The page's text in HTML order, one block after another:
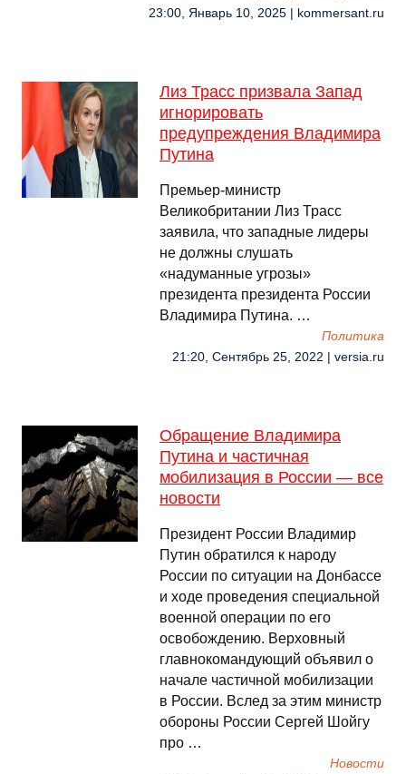
23:00, Январь 10, 2025 | kommersant.ru
Лиз Трасс призвала Запад
игнорировать
предупреждения Владимира
Путина
Премьер-министр
Великобритании Лиз Трасс
заявила, что западные лидеры
не должны слушать
«надуманные угрозы»
президента президента России
Владимира Путина. …
Политика
21:20, Сентябрь 25, 2022 | versia.ru
Обращение Владимира
Путина и частичная
мобилизация в России — все
новости
Президент России Владимир
Путин обратился к народу
России по ситуации на Донбассе
и ходе проведения специальной
военной операции по его
освобождению. Верховный
главнокомандующий объявил о
начале частичной мобилизации
в России. Вслед за этим министр
обороны России Сергей Шойгу
про …
Новости